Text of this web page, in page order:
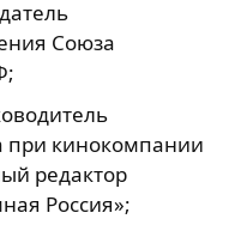
Союза
при кинокомпании
редактор
Россия»;